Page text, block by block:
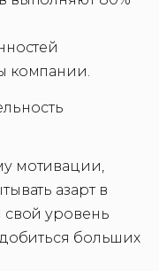
компании.
мотивации,
азарт в
свой уровень
больших